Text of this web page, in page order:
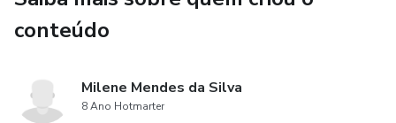
conteúdo
Milene Mendes da Silva
8 Ano Hotmarter